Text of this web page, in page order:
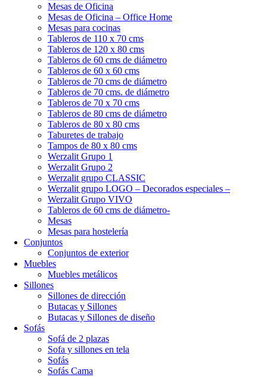
Mesas de Oficina
Mesas de Oficina – Office Home
Mesas para cocinas
Tableros de 110 x 70 cms
Tableros de 120 x 80 cms
Tableros de 60 cms de diámetro
Tableros de 60 x 60 cms
Tableros de 70 cms de diámetro
Tableros de 70 cms. de diámetro
Tableros de 70 x 70 cms
Tableros de 80 cms de diámetro
Tableros de 80 x 80 cms
Taburetes de trabajo
Tampos de 80 x 80 cms
Werzalit Grupo 1
Werzalit Grupo 2
Werzalit grupo CLASSIC
Werzalit grupo LOGO – Decorados especiales –
Werzalit Grupo VIVO
Tableros de 60 cms de diámetro-
Mesas
Mesas para hostelería
Conjuntos
Conjuntos de exterior
Muebles
Muebles metálicos
Sillones
Sillones de dirección
Butacas y Sillones
Butacas y Sillones de diseño
Sofás
Sofá de 2 plazas
Sofa y sillones en tela
Sofás
Sofás Cama